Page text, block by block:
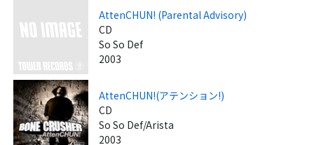
AttenCHUN! (Parental Advisory)
CD
So So Def
2003
AttenCHUN!(アテンション!)
CD
So So Def/Arista
2003